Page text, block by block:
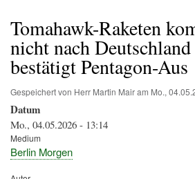
Tomahawk-Raketen
nicht nach
bestätigt Pentagon-Aus
Gespeichert von Herr Martin Mairam Mo.,
Datum
Mo., 04.05.2026 - 13:14
Medium
Berlin Morgen